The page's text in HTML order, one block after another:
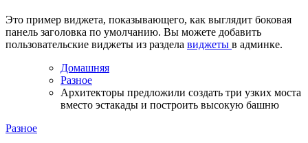
Это пример виджета, показывающего, как выглядит боковая
панель заголовка по умолчанию. Вы можете добавить
пользовательские виджеты из раздела виджеты в админке.
Домашняя
Разное
Архитекторы предложили создать три узких моста
вместо эстакады и построить высокую башню
Разное